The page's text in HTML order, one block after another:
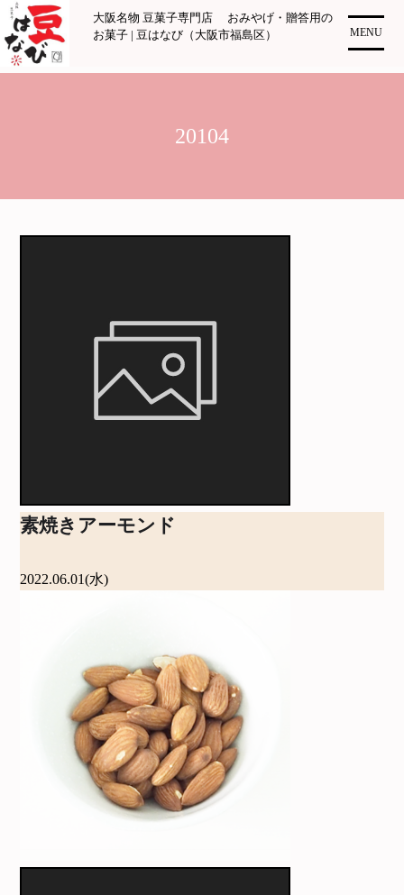
コ
ン
テ
ン
プ
大阪名物 豆菓子専門店 おみやげ・贈答用の
お菓子 | 豆はなび（大阪市福島区）
MENU
20104
素焼きアーモンド
2022.06.01(水)